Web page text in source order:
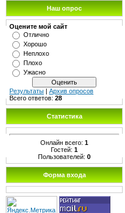
Наш опрос
Оцените мой сайт
Отлично
Хорошо
Неплохо
Плохо
Ужасно
Результаты | Архив опросов
Всего ответов: 28
Статистика
Онлайн всего: 1
Гостей: 1
Пользователей: 0
Форма входа